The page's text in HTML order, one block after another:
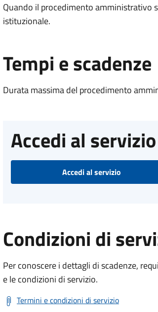
Quando il procedimento amministrativo
istituzionale.
Tempi e scadenze
Durata massima del procedimento
Accedi al servizio
Accedi al servizio
Condizioni di
Per conoscere i dettagli di scadenze,
e le condizioni di servizio.
Termini e condizioni di servizio